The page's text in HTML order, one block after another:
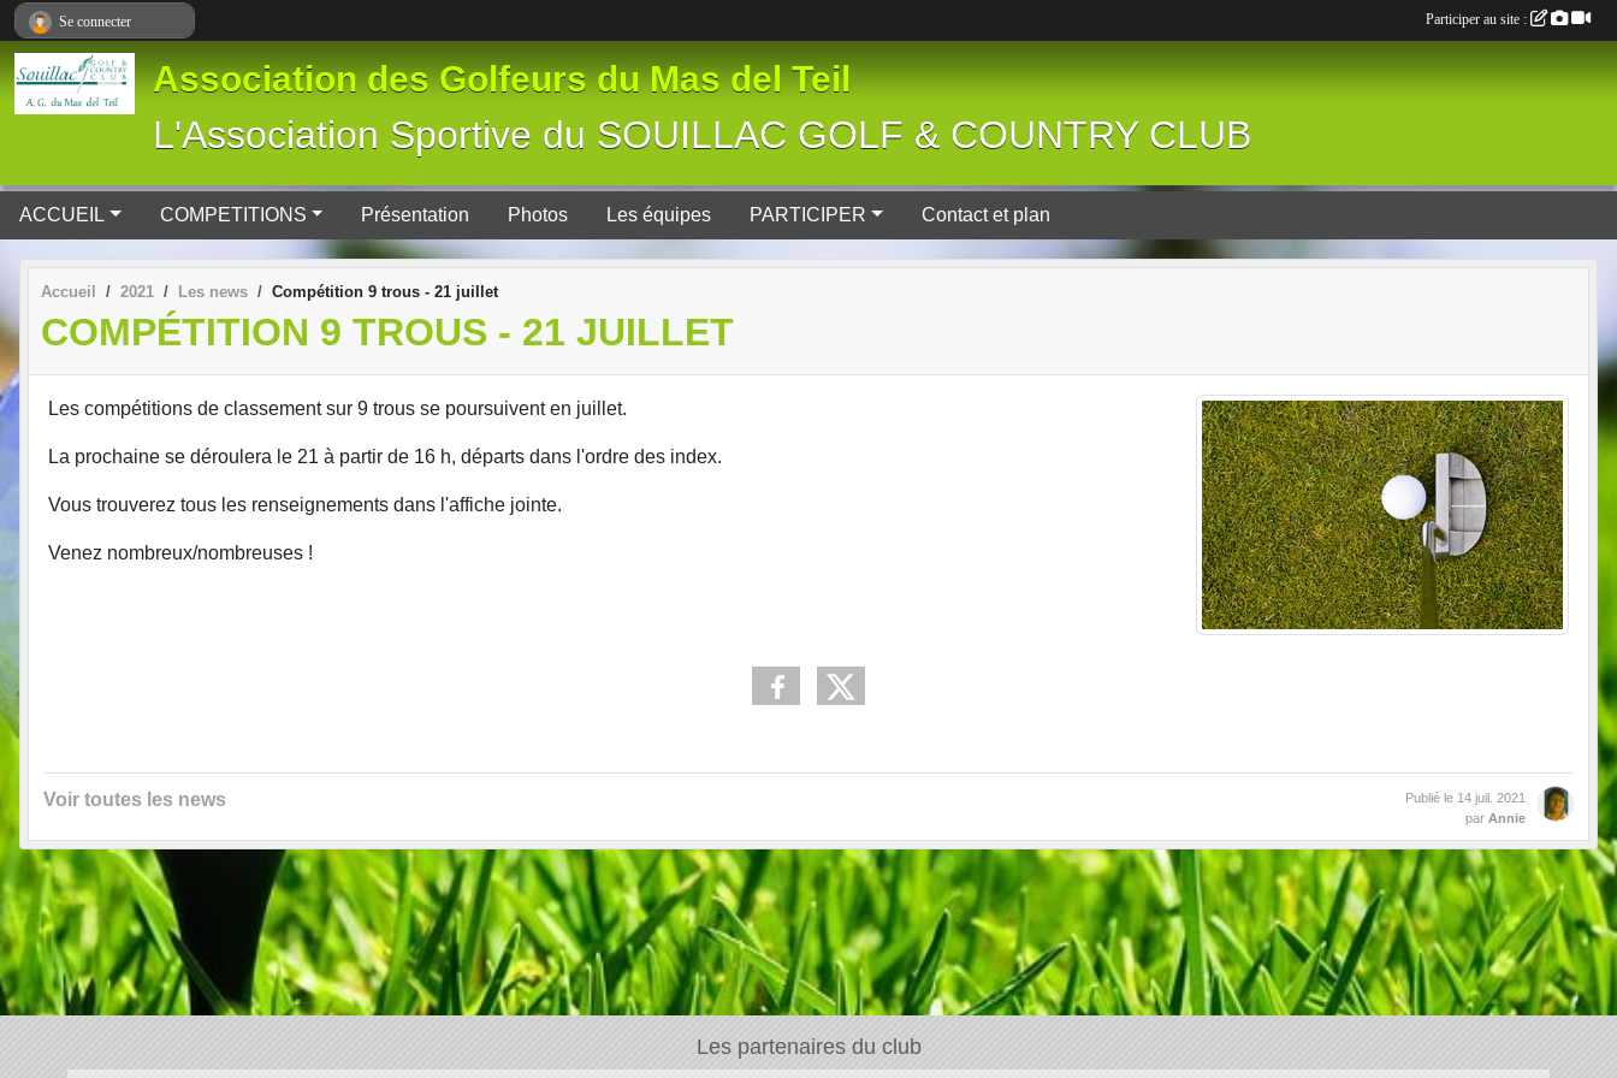
Association des Golfeurs du Mas del Teil
L'Association Sportive du SOUILLAC GOLF & COUNTRY CLUB
ACCUEIL COMPETITIONS Présentation Photos Les équipes PARTICIPER Contact et plan
Accueil 2021 Les news Compétition 9 trous - 21 juillet
COMPÉTITION 9 TROUS - 21 JUILLET
Les compétitions de classement sur 9 trous se poursuivent en juillet.
La prochaine se déroulera le 21 à partir de 16 h, départs dans l'ordre des index.
Vous trouverez tous les renseignements dans l'affiche jointe.
Venez nombreux/nombreuses !
Voir toutes les news Publié le 14 juil. 2021
par Annie
Les partenaires du club
Se connecter Participer au site :
Panneau de gestion des cookies